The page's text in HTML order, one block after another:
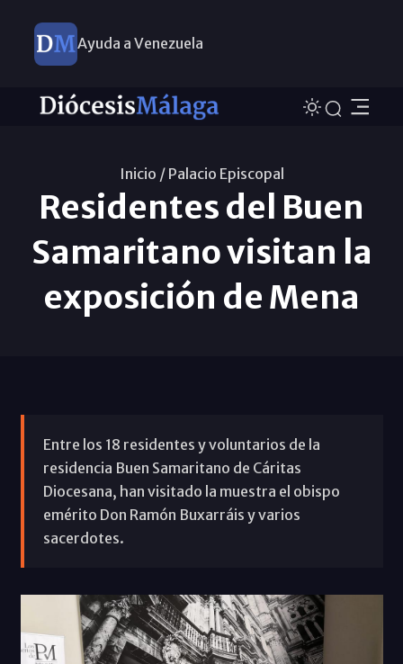
Ayuda a Venezuela
Inicio / Palacio Episcopal
Residentes del Buen
Samaritano visitan la
exposición de Mena
Entre los 18 residentes y voluntarios de la
residencia Buen Samaritano de Cáritas
Diocesana, han visitado la muestra el obispo
emérito Don Ramón Buxarráis y varios
sacerdotes.